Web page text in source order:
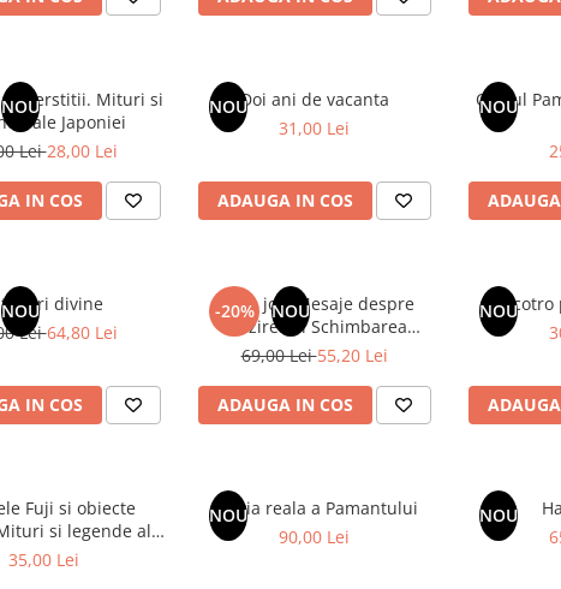
NOU
superstitii. Mituri si
ale Japoniei
Lei28,00 Lei
IN COS
NOUDoi ani de vacanta
31,00 Lei
ADAUGA IN COS
NOU
Ocolul
NOU divine
Lei64,80 Lei
IN COS
-20% NOU
Zei in joc. Mesaje despre
Trezirea si Schimbarea
Constiintei
69,00 Lei55,20 Lei
ADAUGA IN COS
NOUIncotro
Fuji si obiecte
Japoniei
35,00 Lei
NOU
Istoria reala a Pamantului
90,00 Lei
NOU